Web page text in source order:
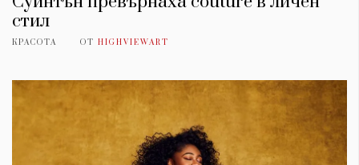
стил
КРАСОТА ОТ HIGHVIEWART